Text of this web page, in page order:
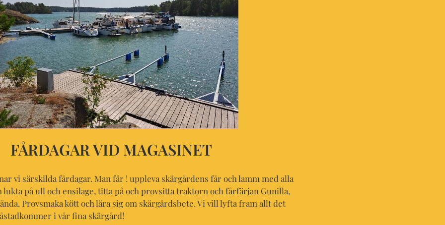
FÅRDAGAR VID MAGASINET
vi särskilda fårdagar. Man får ! uppleva skärgårdens får och lamm med alla
lukta på ull och ensilage, titta på och provsitta traktorn och fårfärjan Gunilla,
Provsmaka kött och lära sig om skärgårdsbete. Vi vill lyfta fram allt det
i vår fina skärgård!